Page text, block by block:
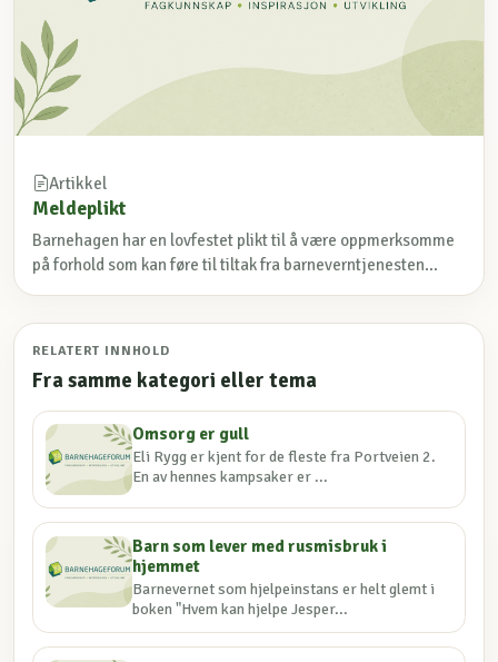
Artikkel
Meldeplikt
Barnehagen har en lovfestet plikt til å være oppmerksomme
på forhold som kan føre til tiltak fra barneverntjenesten...
RELATERT INNHOLD
Fra samme kategori eller tema
Omsorg er gull
Eli Rygg er kjent for de fleste fra Portveien 2.
En av hennes kampsaker er ...
Barn som lever med rusmisbruk i
hjemmet
Barnevernet som hjelpeinstans er helt glemt i
boken "Hvem kan hjelpe Jesper...